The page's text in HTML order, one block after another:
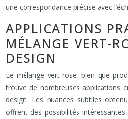
une correspondance précise avec
APPLICATIONS
MÉLANGE VERT-
DESIGN
Le mélange vert-rose, bien que
trouve de nombreuses applications
design. Les nuances subtiles
offrent des possibilités